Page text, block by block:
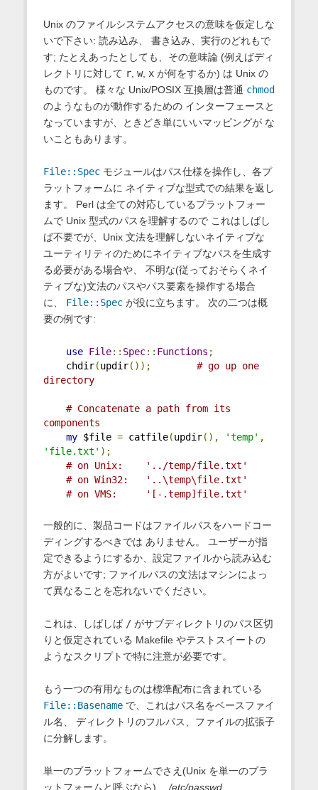
Unix のファイルシステムアクセスの意味を仮定しな
いで下さい: 読み込み、 書き込み、実行のどれもで
す; たとえあったとしても、その意味論 (例えばディ
レクトリに対して r, w, xが何をするか) は Unix の
ものです。 様々な Unix/POSIX 互換層は普通 chmod
のようなものが動作するための インターフェースと
なっていますが、ときどき単にいいマッピングが な
いこともあります。
File::Specモジュールはパス仕様を操作し、各プ
ラットフォームに ネイティブな型式での結果を返し
ます。 Perl は全ての対応しているプラットフォー
ムで Unix 型式のパスを理解するので これはしばし
ば不要でが、Unix 文法を理解しないネイティブな
ユーティリティのためにネイティブなパスを生成す
る必要がある場合や、 不明な(従っておそらくネイ
ティブな)文法のパスやパス要素を操作する場合
に、 File::Specが役に立ちます。 次の二つは概
要の例です:
use File:: Spec:: Functions ;
chdir(updir());
# go up one
directory
# Concatenate a path from its
components
my $file = catfile(updir(), 'temp' ,
'file.txt' );
# on Unix:    '../temp/file.txt'
# on Win32:   '..\temp\file.txt'
# on VMS:     '[-.temp]file.txt'
一般的に、製品コードはファイルパスをハードコー
ディングするべきでは ありません。 ユーザーが指
定できるようにするか、設定ファイルから読み込む
方がよいです; ファイルパスの文法はマシンによっ
て異なることを忘れないでください。
これは、しばしば /がサブディレクトリのパス区切
りと仮定されている Makefile やテストスイートの
ようなスクリプトで特に注意が必要です。
もう一つの有用なものは標準配布に含まれている
File::Basenameで、これはパス名をベースファイ
ル名、 ディレクトリのフルパス、ファイルの拡張子
に分解します。
単一のプラットフォームでさえ(Unix を単一のプラ
ットフォームと呼ぶなら)、 /etc/passwd,